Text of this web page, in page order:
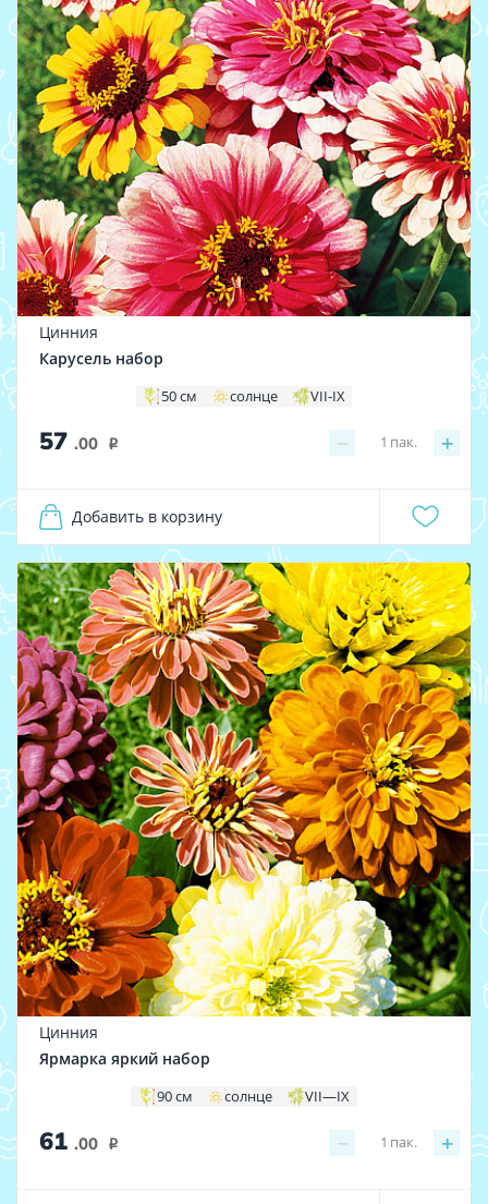
Цинния
Карусель набор
50 см солнце VII-IX
57 .00 i − +
1 пак.
Добавить в корзину
Цинния
Ярмарка яркий набор
90 см солнце VII—IX
61 .00 i − +
1 пак.